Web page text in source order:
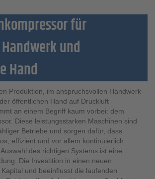
für
und
Hand
Produktion, im anspruchsvollen Handwerk
öffentlichen Hand auf Druckluft
an einem Begriff kaum vorbei: dem
Diese leistungsstarken Maschinen sind
Betriebe und sorgen dafür, dass
effizient und vor allem kontinuierlich
des richtigen Systems ist eine
Die Investition in einen neuen
und beeinflusst die laufenden